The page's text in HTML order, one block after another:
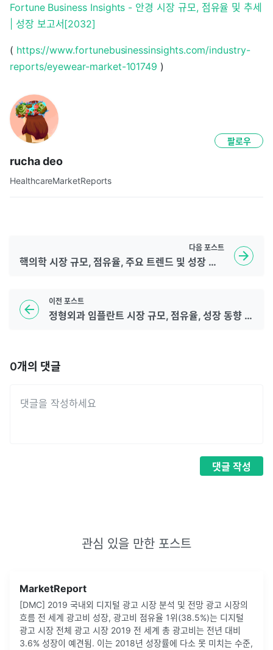
Fortune Business Insights - 안경 시장 규모, 점유율 및 추세
| 성장 보고서[2032]
( https://www.fortunebusinessinsights.com/industry-
reports/eyewear-market-101749 )
rucha deo
HealthcareMarketReports
팔로우
이전 포스트
정형외과 임플란트 시장 규모, 점유율, 성장 동향 및 2032년 전망
다음 포스트
핵의학 시장 규모, 점유율, 주요 트렌드 및 성장 전망 2032
0개의 댓글
댓글 작성
관심 있을 만한 포스트
MarketReport
[DMC] 2019 국내외 디지털 광고 시장 분석 및 전망 광고 시장의
흐름 전 세계 광고비 성장, 광고비 점유율 1위(38.5%)는 디지털
광고 시장 전체 광고 시장 2019 전 세계 총 광고비는 전년 대비
3.6% 성장이 예견됨. 이는 2018년 성장률에 다소 못 미치는 수준,